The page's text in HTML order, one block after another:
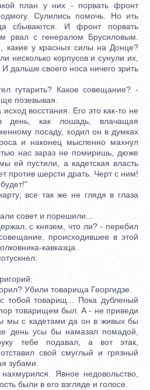
план у них - порвать фронт
Сулились помочь. Но ить
сбываются. И фронт порвать
рвал с генералом Брусиловым.
у красных силы на Донце?
несколько корпусов и сунули их,
дальше своего носа ничего зрить
Какое совещание? -
позевывая.
восстания. Его это как-то не
день, как лошадь, влачащая
посаду, ходил он в думках
и наконец мысленно махнул
нас зараз не помиришь, дюже
ей пустили, а кадетская власть
против шерсти драть. Черт с ним!
все так же не глядя в глаза
совет и порешили...
с князем, что ли? - перебил
происходившее в этой
кавказца.
Убили товарища Георгидзе.
товарищ... Пока дубленый
товарищем был. А - не приведи
мы с кадетами да он в живых бы
день усы бы намазал помадой,
тебе подавал, а вот этак,
свой смуглый и грязный
зубами.
Явное недовольство,
были в его взгляде и голосе.